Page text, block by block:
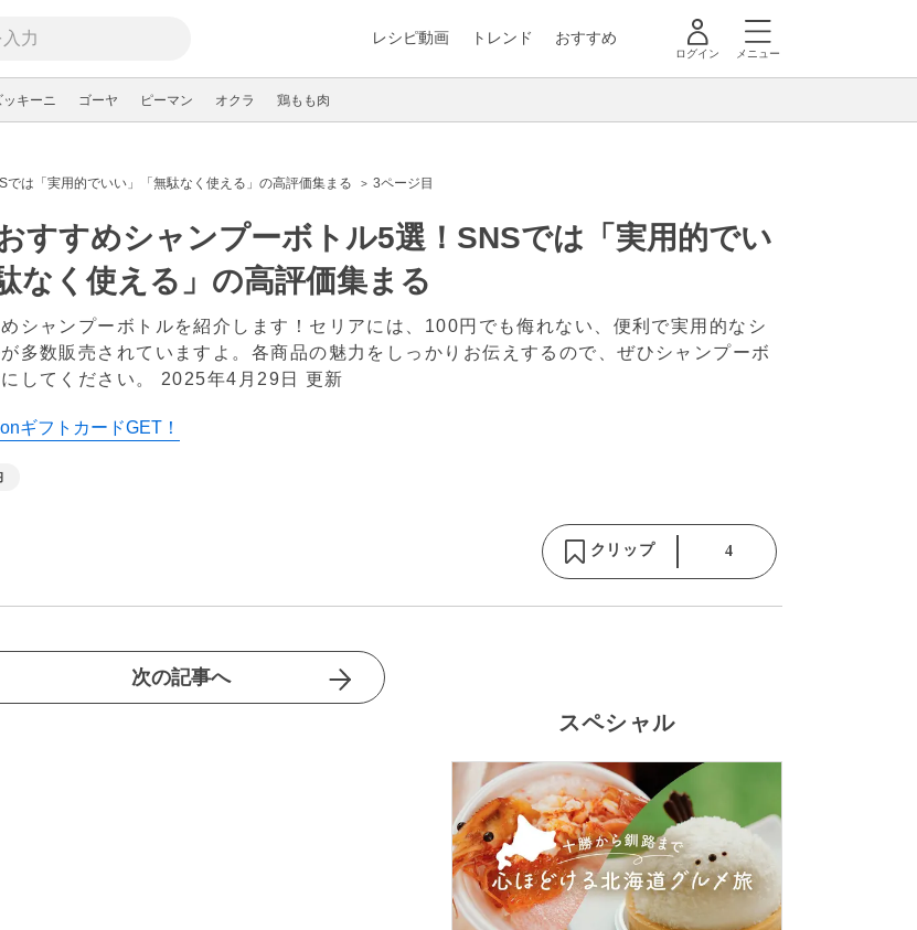
レシピ動画 トレンド おすすめ
ログイン メニュー
ッキーニ ゴーヤ ピーマン オクラ 鶏もも肉
は「実用的でいい」「無駄なく使える」の高評価集まる 3ページ目
すすめシャンプーボトル5選！SNSでは「実用的でい
なく使える」の高評価集まる
シャンプーボトルを紹介します！セリアには、100円でも侮れない、便利で実用的なシ
多数販売されていますよ。各商品の魅力をしっかりお伝えするので、ぜひシャンプーボ
してください。 2025年4月29日 更新
ギフトカードGET！
クリップ 4
次の記事へ
スペシャル